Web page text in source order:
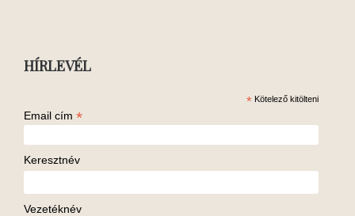
HÍRLEVÉL
* Kötelező kitölteni
Email cím *
Keresztnév
Vezetéknév